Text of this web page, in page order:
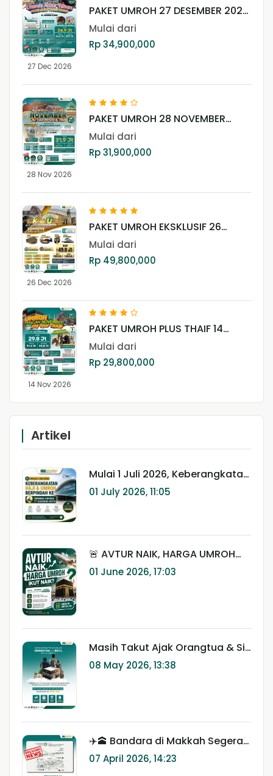
27 Dec 2026
PAKET UMROH 27 DESEMBER 2026
PLUS THAIF
Mulai dari
Rp 34,900,000
28 Nov 2026
PAKET UMROH 28 NOVEMBER
2026 PLUS CITY TOUR AL ULA &
THAIF
Mulai dari
Rp 31,900,000
26 Dec 2026
PAKET UMROH EKSKLUSIF 26
DESEMBER 2026
Mulai dari
Rp 49,800,000
14 Nov 2026
PAKET UMROH PLUS THAIF 14
NOVEMBER 2026
Mulai dari
Rp 29,800,000
Artikel
Mulai 1 Juli 2026, Keberangkatan
Haji & Umroh Berpindah ke
Terminal Khusus 2F Bandara
01 July 2026, 11:05
🚨 AVTUR NAIK, HARGA UMROH
IKUT NAIK?
01 June 2026, 17:03
Masih Takut Ajak Orangtua & Si
Kecil Umroh? Ini yang Sering
Jadi Kekhawatiran Keluarga 🤍
08 May 2026, 13:38
✈️🕋 Bandara di Makkah Segera
Dibangun? Ini Dampaknya untuk
Jamaah Umroh & Haji
07 April 2026, 14:23